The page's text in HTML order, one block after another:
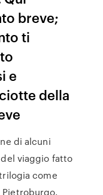
breve;
ti
e
della
di alcuni
viaggio fatto
come
Pietroburgo.